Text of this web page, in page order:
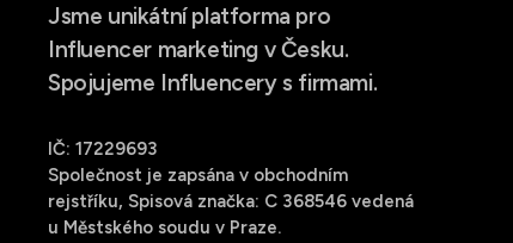
Jsme unikátní platforma pro
Influencer marketing v Česku.
Spojujeme Influencery s firmami.
IČ: 17229693
Společnost je zapsána v obchodním
rejstříku, Spisová značka: C 368546 vedená
u Městského soudu v Praze.